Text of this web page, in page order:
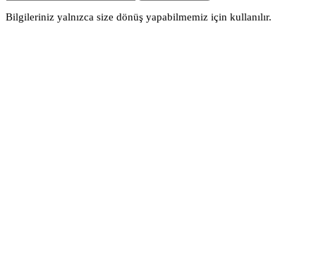
Bilgileriniz yalnızca size dönüş yapabilmemiz için kullanılır.